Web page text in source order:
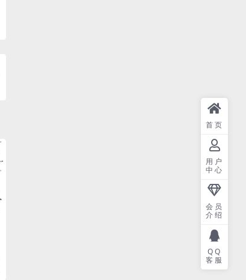
首页
用户
中心
会员
介绍
QQ
客服